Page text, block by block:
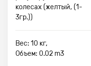
колесах (желтый, (1-
3гр.))
Вес: 10 кг,
Объем: 0.02 m3